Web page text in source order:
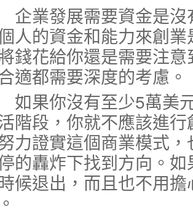
業發展需要資金是沒
人的資金和能力來創
錢花給你還是需要注
適都需要深度的考慮。
果你沒有至少5萬美元
階段，你就不應該進
力證實這個商業模式
的轟炸下找到方向。
候退出，而且也不用